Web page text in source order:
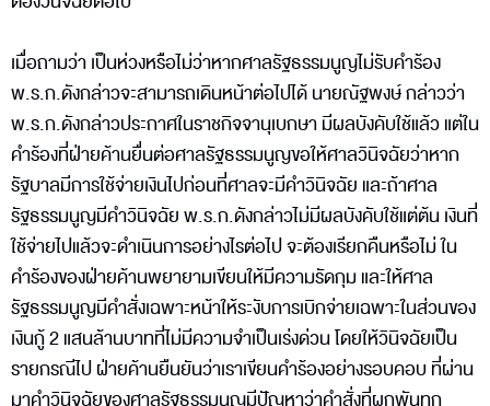
เมื่อถามว่า เป็นห่วงหรือไม่ว่าหากศาลรัฐธรรมนูญไม่รับคำร้อง
พ.ร.ก.ดังกล่าวจะสามารถเดินหน้าต่อไปได้ นายณัฐพงษ์ กล่าวว่า
พ.ร.ก.ดังกล่าวประกาศในราชกิจจานุเบกษา มีผลบังคับใช้แล้ว แต่ใน
คำร้องที่ฝ่ายค้านยื่นต่อศาลรัฐธรรมนูญขอให้ศาลวินิจฉัยว่าหาก
รัฐบาลมีการใช้จ่ายเงินไปก่อนที่ศาลจะมีคำวินิจฉัย และถ้าศาล
รัฐธรรมนูญมีคำวินิจฉัย พ.ร.ก.ดังกล่าวไม่มีผลบังคับใช้แต่ต้น เงินที่
ใช้จ่ายไปแล้วจะดำเนินการอย่างไรต่อไป จะต้องเรียกคืนหรือไม่ ใน
คำร้องของฝ่ายค้านพยายามเขียนให้มีความรัดกุม และให้ศาล
รัฐธรรมนูญมีคำสั่งเฉพาะหน้าให้ระงับการเบิกจ่ายเฉพาะในส่วนของ
เงินกู้ 2 แสนล้านบาทที่ไม่มีความจำเป็นเร่งด่วน โดยให้วินิจฉัยเป็น
รายกรณีไป ฝ่ายค้านยืนยันว่าเราเขียนคำร้องอย่างรอบคอบ ที่ผ่าน
มาคำวินิจฉัยของศาลรัฐธรรมนูญมีปัญหาว่าคำสั่งที่ผูกพันทุก